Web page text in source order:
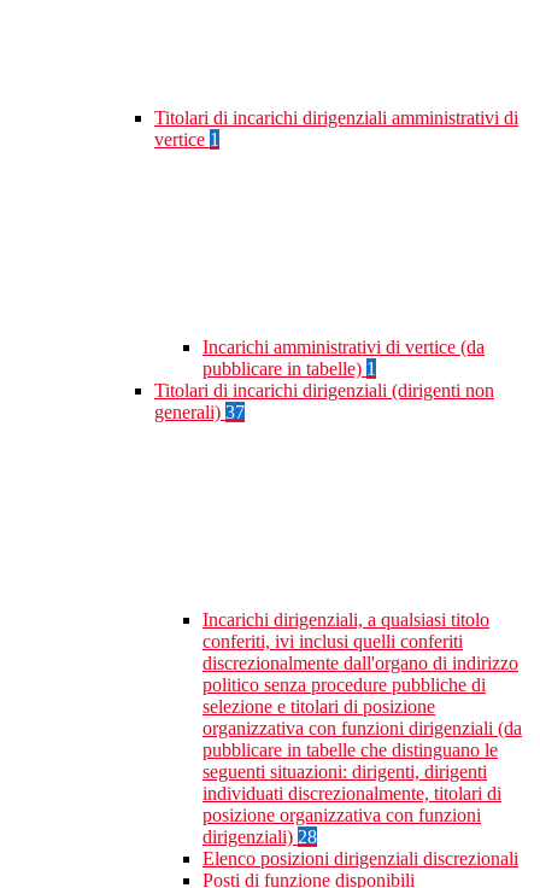
Titolari di incarichi dirigenziali amministrativi di
vertice 1
Incarichi amministrativi di vertice (da
pubblicare in tabelle) 1
Titolari di incarichi dirigenziali (dirigenti non
generali) 37
Incarichi dirigenziali, a qualsiasi titolo
conferiti, ivi inclusi quelli conferiti
discrezionalmente dall'organo di indirizzo
politico senza procedure pubbliche di
selezione e titolari di posizione
organizzativa con funzioni dirigenziali (da
pubblicare in tabelle che distinguano le
seguenti situazioni: dirigenti, dirigenti
individuati discrezionalmente, titolari di
posizione organizzativa con funzioni
dirigenziali) 28
Elenco posizioni dirigenziali discrezionali
Posti di funzione disponibili